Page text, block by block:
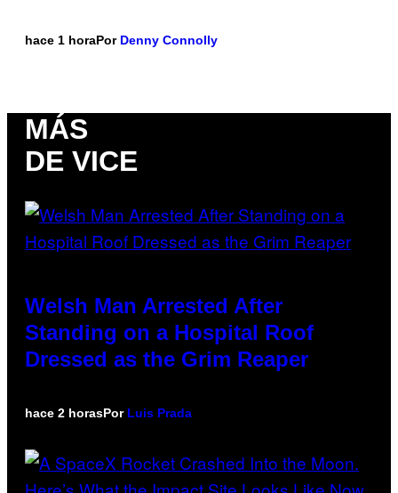
hace 1 horaPor Denny Connolly
MÁS
DE VICE
Welsh Man Arrested After
Standing on a Hospital Roof
Dressed as the Grim Reaper
hace 2 horasPor Luis Prada